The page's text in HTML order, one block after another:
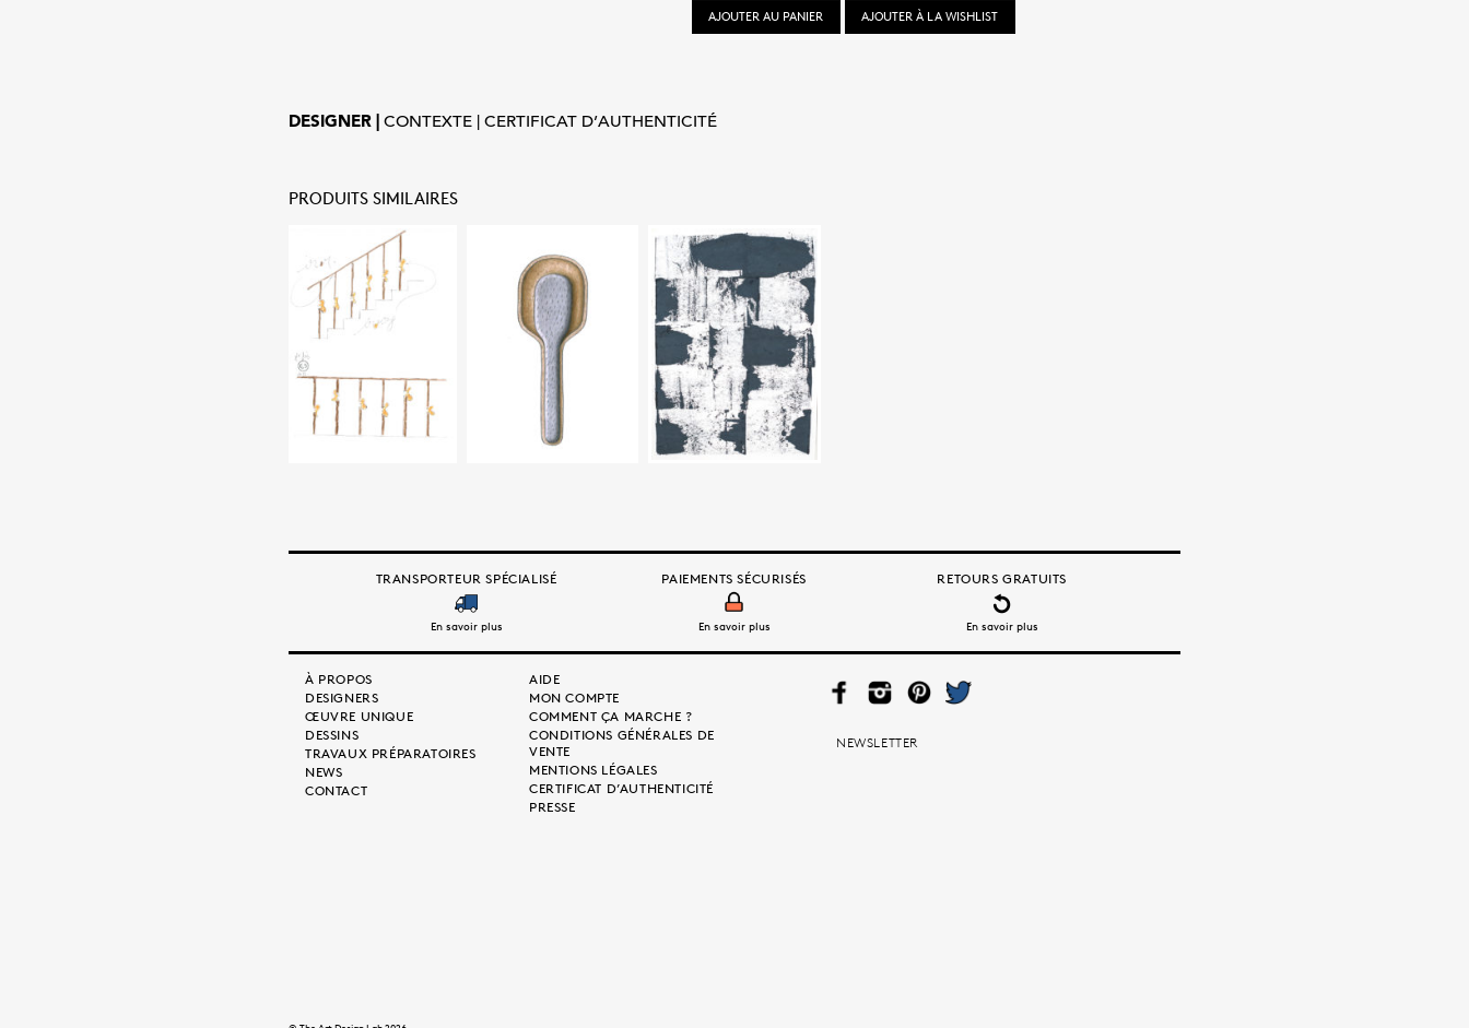
quantité
de
Guidoni
AJOUTER AU PANIER AJOUTER À LA WISHLIST
DESIGNER CONTEXTE CERTIFICAT D’AUTHENTICITÉ
PRODUITS SIMILAIRES
TRANSPORTEUR SPÉCIALISÉ
En savoir plus
PAIEMENTS SÉCURISÉS
En savoir plus
RETOURS GRATUITS
En savoir plus
À PROPOS
DESIGNERS
ŒUVRE UNIQUE
DESSINS
TRAVAUX PRÉPARATOIRES
NEWS
CONTACT
AIDE
MON COMPTE
COMMENT ÇA MARCHE ?
CONDITIONS GÉNÉRALES DE
VENTE
MENTIONS LÉGALES
CERTIFICAT D’AUTHENTICITÉ
PRESSE
FAC
EB
INS
TAG
M
PIN
TER
TWI
TTE
NEWSLETTER